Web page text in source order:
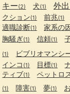
キー(2) 犬(1) 外
クション(1) 前兆(1)
適職診断(1) 家系の
胸騒ぎ(1) 信頼(1)
(1) ビブリオマンシ
インコ (1) 目標(1)
ティブ(1) ペットロ
(1) 障害(1) 夢(1)